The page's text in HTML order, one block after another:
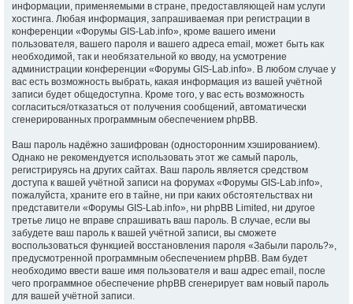
информации, применяемыми в стране, предоставляющей нам услуги
хостинга. Любая информация, запрашиваемая при регистрации в
конференции «Форумы GIS-Lab.info», кроме вашего имени
пользователя, вашего пароля и вашего адреса email, может быть как
необходимой, так и необязательной ко вводу, на усмотрение
администрации конференции «Форумы GIS-Lab.info». В любом случае у
вас есть возможность выбрать, какая информация из вашей учётной
записи будет общедоступна. Кроме того, у вас есть возможность
согласиться/отказаться от получения сообщений, автоматически
сгенерированных программным обеспечением phpBB.
Ваш пароль надёжно зашифрован (односторонним хэшированием).
Однако не рекомендуется использовать этот же самый пароль,
регистрируясь на других сайтах. Ваш пароль является средством
доступа к вашей учётной записи на форумах «Форумы GIS-Lab.info»,
пожалуйста, храните его в тайне, ни при каких обстоятельствах ни
представители «Форумы GIS-Lab.info», ни phpBB Limited, ни другое
третье лицо не вправе спрашивать ваш пароль. В случае, если вы
забудете ваш пароль к вашей учётной записи, вы сможете
воспользоваться функцией восстановления пароля «Забыли пароль?»,
предусмотренной программным обеспечением phpBB. Вам будет
необходимо ввести ваше имя пользователя и ваш адрес email, после
чего программное обеспечение phpBB сгенерирует вам новый пароль
для вашей учётной записи.